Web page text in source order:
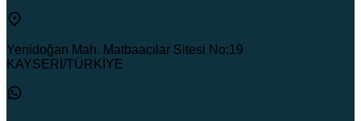
Yenidoğan Mah. Matbaacılar Sitesi No:19
KAYSERİ/TÜRKİYE